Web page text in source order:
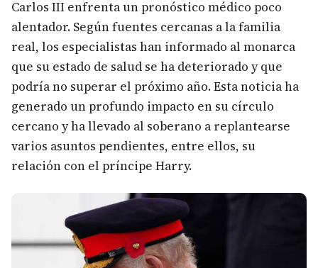
Carlos III enfrenta un pronóstico médico poco
alentador. Según fuentes cercanas a la familia
real, los especialistas han informado al monarca
que su estado de salud se ha deteriorado y que
podría no superar el próximo año. Esta noticia ha
generado un profundo impacto en su círculo
cercano y ha llevado al soberano a replantearse
varios asuntos pendientes, entre ellos, su
relación con el príncipe Harry.